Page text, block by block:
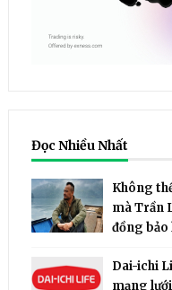
Đọc Nhiều Nhất
Không
mà Trần
đồng bảo
Dai-ichi
mạng